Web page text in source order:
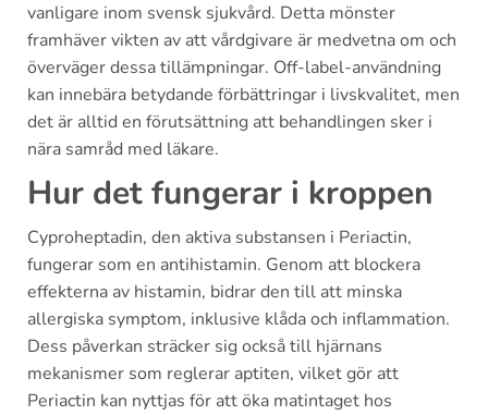
vanligare inom svensk sjukvård. Detta mönster
framhäver vikten av att vårdgivare är medvetna om och
överväger dessa tillämpningar. Off-label-användning
kan innebära betydande förbättringar i livskvalitet, men
det är alltid en förutsättning att behandlingen sker i
nära samråd med läkare.
Hur det fungerar i kroppen
Cyproheptadin, den aktiva substansen i Periactin,
fungerar som en antihistamin. Genom att blockera
effekterna av histamin, bidrar den till att minska
allergiska symptom, inklusive klåda och inflammation.
Dess påverkan sträcker sig också till hjärnans
mekanismer som reglerar aptiten, vilket gör att
Periactin kan nyttjas för att öka matintaget hos